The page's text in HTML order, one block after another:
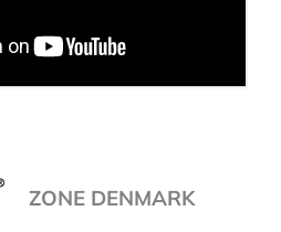
ZONE DENMARK